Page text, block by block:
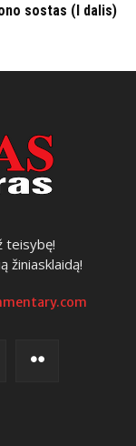
sostas (I dalis)
teisybę!
žiniasklaidą!